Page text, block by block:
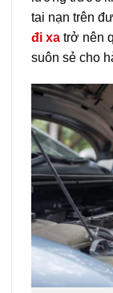
tai nạn trên
đi xa trở nên
suôn sẻ cho